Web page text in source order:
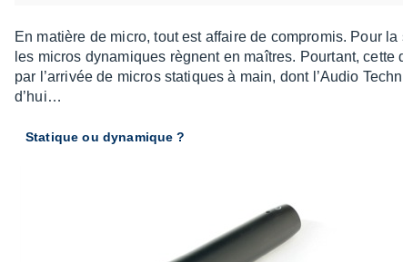
En matière de micro, tout est affaire de compro­mis. Pour
les micros dyna­miques règnent en maîtres. Pour­tant, cette
par l’ar­ri­vée de micros statiques à main, dont l’Au­dio
d’hui…
Statique ou dyna­mique ?